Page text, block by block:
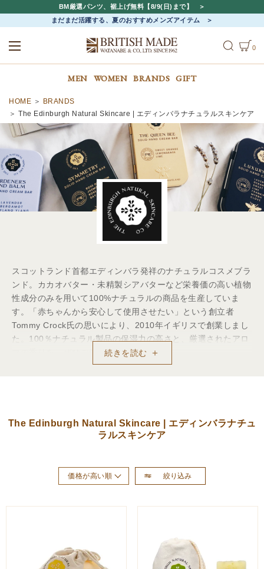
BM厳選パンツ、裾上げ無料【8/9(日)まで】
まだまだ活躍する、夏のおすすめメンズアイテム
0
MEN WOMEN BRANDS GIFT
HOME
BRANDS
The Edinburgh Natural Skincare | エディンバラナチュラルスキンケア
続きを読む
スコットランド首都エディンバラ発祥のナチュラルコスメブラ
ンド。カカオバター・未精製シアバターなど栄養価の高い植物
性成分のみを用いて100%ナチュラルの商品を生産していま
す。「赤ちゃんから安心して使用させたい」という創立者
Tommy Crock氏の思いにより、2010年イギリスで創業しまし
た。100％ナチュラル製品の保湿力の高さと、厳選されたアロ
マの香りを、ぜひご体感ください。
でいます。
The Edinburgh Natural Skincare | エディンバラナチュ
ラルスキンケア
絞り込み
新着順
価格が高い順